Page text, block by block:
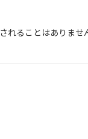
れることはありませ